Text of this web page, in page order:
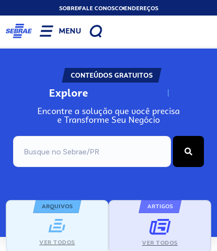
SOBREFALE CONOSCOENDEREÇOS
MENU
CONTEÚDOS GRATUITOS
Explore N
Encontre a solução que você precisa
e Transforme Seu Negócio
ARQUIVOS
VER TODOS
ARTIGOS
VER TODOS